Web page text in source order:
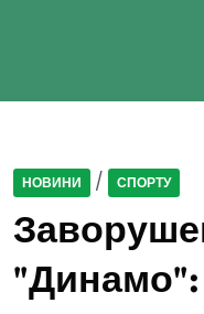
НОВИНИ / СПОРТУ
"Динамо":